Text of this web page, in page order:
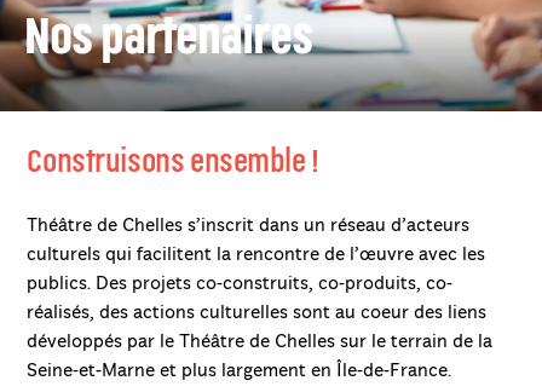
Nos partenaires
Construisons ensemble !
Théâtre de Chelles s’inscrit dans un réseau d’acteurs
culturels qui facilitent la rencontre de l’œuvre avec les
publics. Des projets co-construits, co-produits, co-
réalisés, des actions culturelles sont au coeur des liens
développés par le Théâtre de Chelles sur le terrain de la
Seine-et-Marne et plus largement en Île-de-France.